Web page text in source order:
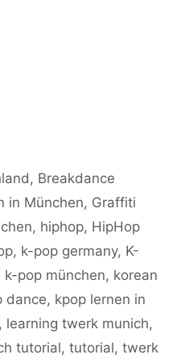
, Breakdance
in München, Graffiti
, hiphop, HipHop
, k-pop germany, K-
k-pop münchen, korean
dance, kpop lernen in
, learning twerk munich,
tutorial, tutorial, twerk